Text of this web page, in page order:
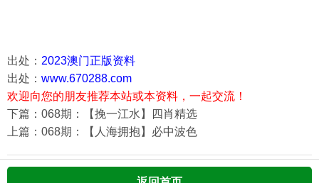
出处： 2023澳门正版资料
出处： www.670288.com
欢迎向您的朋友推荐本站或本资料，一起交流！
下篇：068期：【挽一江水】四肖精选
上篇：068期：【人海拥抱】必中波色